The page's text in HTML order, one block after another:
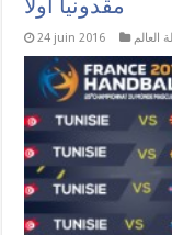
مقدونيا أولاً
24 juin 2016 العالم